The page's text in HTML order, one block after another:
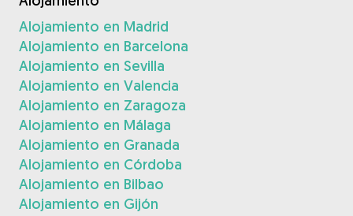
Alojamiento en Madrid
Alojamiento en Barcelona
Alojamiento en Sevilla
Alojamiento en Valencia
Alojamiento en Zaragoza
Alojamiento en Málaga
Alojamiento en Granada
Alojamiento en Córdoba
Alojamiento en Bilbao
Alojamiento en Gijón